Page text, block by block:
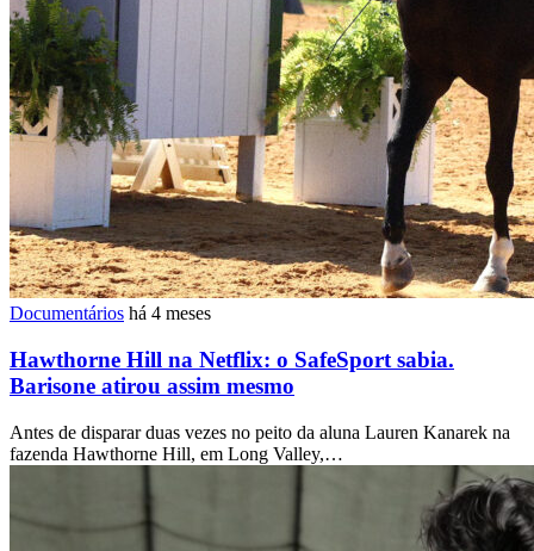
Documentários há 4 meses
Hawthorne Hill na Netflix: o SafeSport sabia.
Barisone atirou assim mesmo
Antes de disparar duas vezes no peito da aluna Lauren Kanarek na
fazenda Hawthorne Hill, em Long Valley,…